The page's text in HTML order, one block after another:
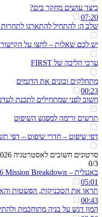
כיצד עושים מחקר בים?
07:20
שלב ה: להתחיל להתארגן לתחרות
יש לכם שאלות – לחצו על
ערכי הליבה של FIRST
מתחלקים ובונים את הדגמים
00:23
חשוב לפני שמתחילים לתכנת
תרשים זרימה למפגש השיפוט
דפי שיפוט – חדרי שיפוט – דפי
סרטונים חשובים לאסטרטגיה 2025-2026
0/3
באנגלית – UNEARTHED – FIRST LEGO League 2025-26 Mission Breakdown
05:01
תראו את הטכניקות, הפשטות
00:43
המון דגש על בניה מתוחכמת